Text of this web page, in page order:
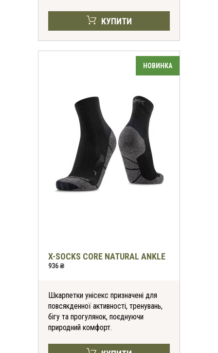
КУПИТИ
X-SOCKS CORE NATURAL ANKLE
936 ₴
Шкарпетки унісекс призначені для
повсякденної активності, тренувань,
бігу та прогулянок, поєднуючи
природний комфорт.